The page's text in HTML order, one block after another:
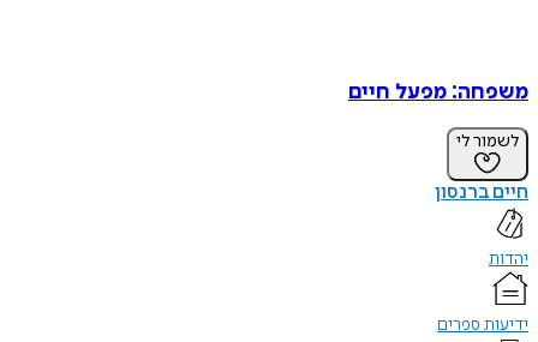
משפחה: מפעל חיים
לשמור לי
חיים ברנסון
יהדות
ידיעות ספרים